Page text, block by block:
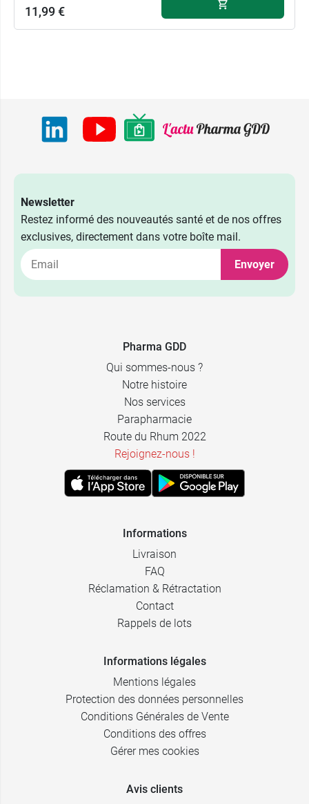
11,99 €
Newsletter
Restez informé des nouveautés santé et de nos offres
exclusives, directement dans votre boîte mail.
Envoyer
Pharma GDD
Qui sommes-nous ?
Notre histoire
Nos services
Parapharmacie
Route du Rhum 2022
Rejoignez-nous !
Informations
Livraison
FAQ
Réclamation & Rétractation
Contact
Rappels de lots
Informations légales
Mentions légales
Protection des données personnelles
Conditions Générales de Vente
Conditions des offres
Gérer mes cookies
Avis clients